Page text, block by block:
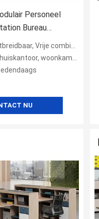
Personeel
Bureau
Multi SeaterVrije combinatie
buiten, hotel, kantoorgebouw
NU